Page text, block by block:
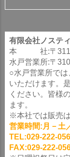
有限会社ノステ
本 社:〒311-
水戸営業所:〒
○水戸営業所で
いただけます。
ください。皆様
ます。
※本社では販売
営業時間:月－土
TEL:029-222-
FAX:029-222-